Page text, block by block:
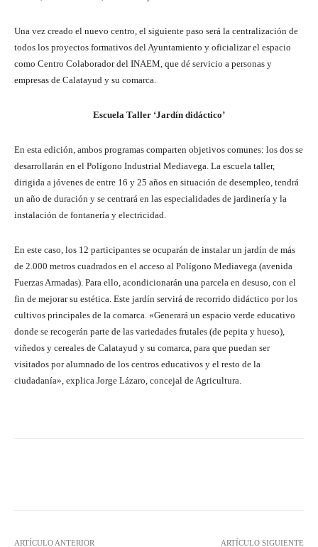
Una vez creado el nuevo centro, el siguiente paso será la centralización de
todos los proyectos formativos del Ayuntamiento y oficializar el espacio
como Centro Colaborador del INAEM, que dé servicio a personas y
empresas de Calatayud y su comarca.
Escuela Taller ‘Jardín didáctico’
En esta edición, ambos programas comparten objetivos comunes: los dos se
desarrollarán en el Polígono Industrial Mediavega. La escuela taller,
dirigida a jóvenes de entre 16 y 25 años en situación de desempleo, tendrá
un año de duración y se centrará en las especialidades de jardinería y la
instalación de fontanería y electricidad.
En este caso, los 12 participantes se ocuparán de instalar un jardín de más
de 2.000 metros cuadrados en el acceso al Polígono Mediavega (avenida
Fuerzas Armadas). Para ello, acondicionarán una parcela en desuso, con el
fin de mejorar su estética. Este jardín servirá de recorrido didáctico por los
cultivos principales de la comarca. «Generará un espacio verde educativo
donde se recogerán parte de las variedades frutales (de pepita y hueso),
viñedos y cereales de Calatayud y su comarca, para que puedan ser
visitados por alumnado de los centros educativos y el resto de la
ciudadanía», explica Jorge Lázaro, concejal de Agricultura.
ARTÍCULO ANTERIOR ARTÍCULO SIGUIENTE